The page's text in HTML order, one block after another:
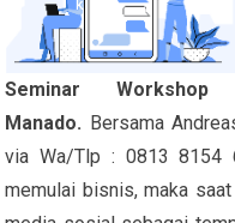
Seminar
Manado. Bersama
via Wa/Tlp : 0813 8154
memulai bisnis, maka